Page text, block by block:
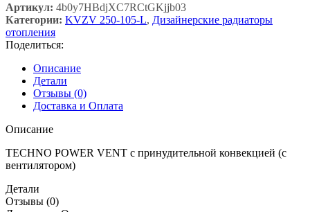
Артикул: 4b0y7HBdjXC7RCtGKjjb03
Категории: KVZV 250-105-L, Дизайнерские радиаторы
отопления
Поделиться:
Описание
Детали
Отзывы (0)
Доставка и Оплата
Описание
TECHNO POWER VENT с принудительной конвекцией (c
вентилятором)
Детали
Отзывы (0)